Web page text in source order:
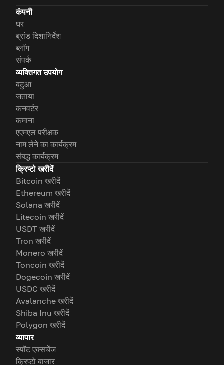
कंपनी
घर
ब्रांड दिशानिर्देश
ब्लॉग
संपर्क
व्यक्तिगत उपयोग
बटुआ
जताया
कनवर्टर
कमाना
एएमएल परीक्षक
नाम लेने का कार्यक्रम
संबद्ध कार्यक्रम
क्रिप्टो खरीदें
Bitcoin खरीदें
Ethereum खरीदें
Solana खरीदें
Litecoin खरीदें
USDT खरीदें
Tron खरीदें
Monero खरीदें
Toncoin खरीदें
Dogecoin खरीदें
USDC खरीदें
Avalanche खरीदें
Shiba Inu खरीदें
Polygon खरीदें
व्यापार
स्पॉट एक्सचेंज
क्रिप्टो बाजार